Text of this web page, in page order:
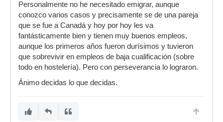
Personalmente no he necesitado emigrar, aunque
conozco varios casos y precisamente se de una pareja
que se fue a Canadá y hoy por hoy les va
fantásticamente bien y tienen muy buenos empleos,
aunque los primeros años fueron durísimos y tuvieron
que sobrevivir en empleos de baja cualificación (sobre
todo en hostelería). Pero con perseverancia lo lograron.
Ánimo decidas lo que decidas.